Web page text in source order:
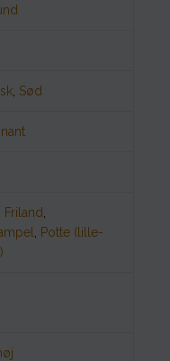
, Sød
Friland
Potte (lille-